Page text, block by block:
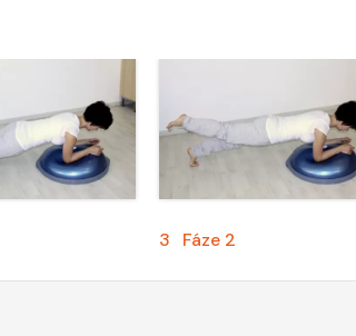
3 Fáze 2